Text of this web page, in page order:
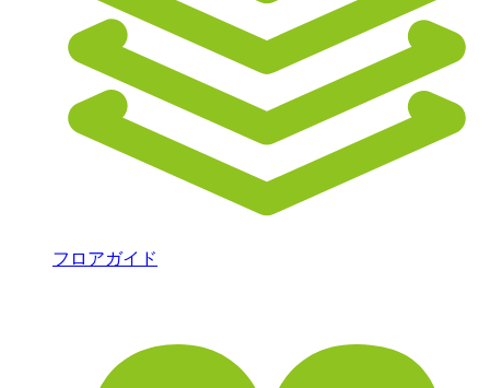
フロアガイド